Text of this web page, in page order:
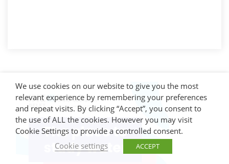
We use cookies on our website to give you the most
relevant experience by remembering your preferences
and repeat visits. By clicking “Accept”, you consent to
the use of ALL the cookies. However you may visit
Cookie Settings to provide a controlled consent.
Cookie settings
ACCEPT